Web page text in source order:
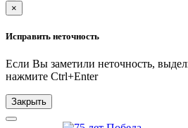
×
Исправить неточность
Если Вы заметили неточность,
нажмите Ctrl+Enter
Закрыть